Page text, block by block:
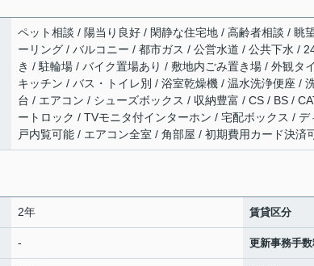
ペット相談 / 陽当り良好 / 閑静な住宅地 / 高齢者相談 / 眺
ーリング / バルコニー / 都市ガス / 公営水道 / 公共下水 /
き / 駐輪場 / バイク置場あり / 敷地内ごみ置き場 / 外観タ
キッチン / バス・トイレ別 / 浴室乾燥機 / 温水洗浄便座 /
台 / エアコン / シューズボックス / 収納豊富 / CS / BS /
ートロック / TVモニタ付インターホン / 宅配ボックス /
戸内覧可能 / エアコン全室 / 角部屋 / 初期費用カード決済
2年 賃貸区分
- 更新事務手